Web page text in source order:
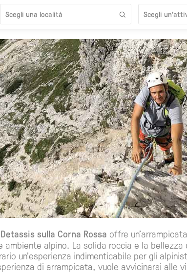
sulla Corna Rossa offre
ambiente alpino. La solida roccia e la bellezza
un'esperienza indimenticabile per gli
di arrampicata, vuole avvicinarsi alle
Scegli